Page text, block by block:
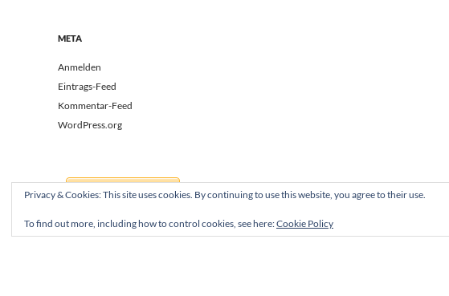
META
Anmelden
Eintrags-Feed
Kommentar-Feed
WordPress.org
Privacy & Cookies: This site uses cookies. By continuing to use this website, you agree to their use.
To find out more, including how to control cookies, see here:Cookie Policy